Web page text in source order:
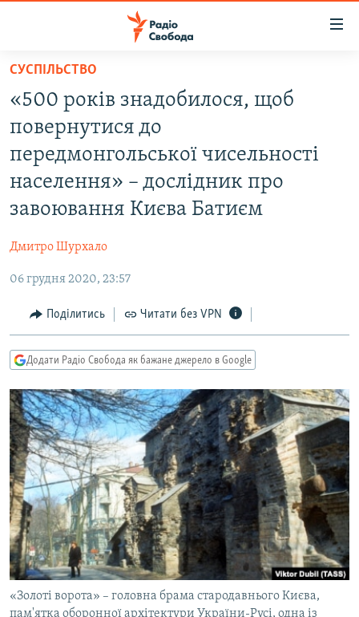
Перейти
основного
матеріалу
Перейти
до
основної
навігації
до
РАДІО СВОБОДА – 70 РОКІВ
ВСЕ ЗА ДОБУ
СТАТТІ
СПОРТ
УКРАЇНА
РОСІЙСЬКА «ФІЛЬТРАЦІЯ»
КРИМ.РЕАЛІЇ
ТИ ЯК?
СХЕМИ
МУЛЬТИМЕДІА
ФОТО
СПЕЦПРОЄКТИ
ПОДКАСТИ
КРИМ РЕАЛІЇ
РУС
УКР
КТАТ
СУСПІЛЬСТВО
«500 років знадобилося, щоб
повернутися до
передмонгольської чисельності
населення» – дослідник про
завоювання Києва Батиєм
Дмитро Шурхало
06 грудня 2020, 23:57
Поділитись Читати без VPN
Додати Радіо Свобода як бажане джерело в Google
«Золоті ворота» – головна брама стародавнього Києва,
пам'ятка оборонної архітектури України-Русі, одна із